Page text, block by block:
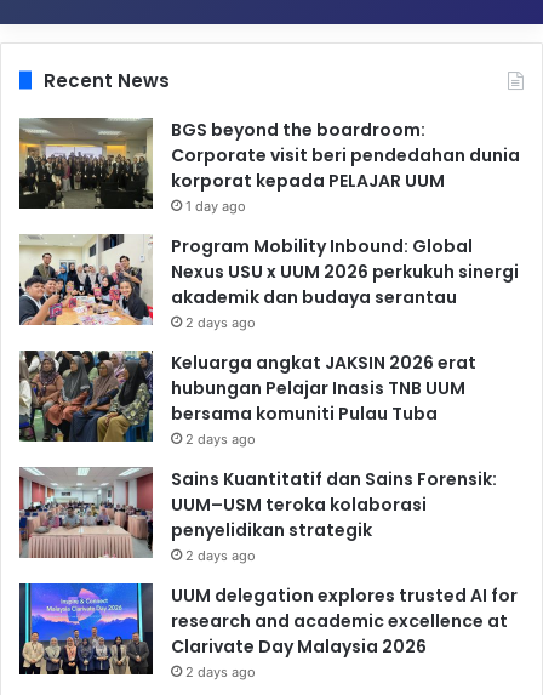
Recent News
BGS beyond the boardroom:
Corporate visit beri pendedahan dunia
korporat kepada PELAJAR UUM
1 day ago
Program Mobility Inbound: Global
Nexus USU x UUM 2026 perkukuh sinergi
akademik dan budaya serantau
2 days ago
Keluarga angkat JAKSIN 2026 erat
hubungan Pelajar Inasis TNB UUM
bersama komuniti Pulau Tuba
2 days ago
Sains Kuantitatif dan Sains Forensik:
UUM–USM teroka kolaborasi
penyelidikan strategik
2 days ago
UUM delegation explores trusted AI for
research and academic excellence at
Clarivate Day Malaysia 2026
2 days ago